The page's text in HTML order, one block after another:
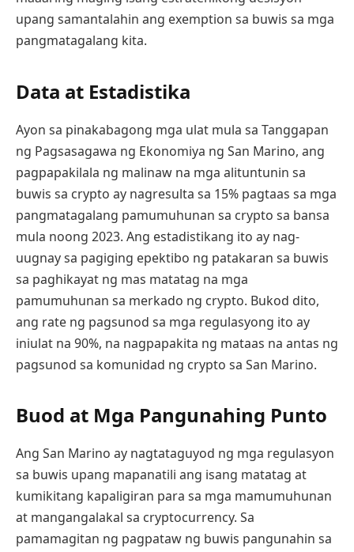
upang samantalahin ang exemption sa buwis sa mga
pangmatagalang kita.
Data at Estadistika
Ayon sa pinakabagong mga ulat mula sa Tanggapan
ng Pagsasagawa ng Ekonomiya ng San Marino, ang
pagpapakilala ng malinaw na mga alituntunin sa
buwis sa crypto ay nagresulta sa 15% pagtaas sa mga
pangmatagalang pamumuhunan sa crypto sa bansa
mula noong 2023. Ang estadistikang ito ay nag-
uugnay sa pagiging epektibo ng patakaran sa buwis
sa paghikayat ng mas matatag na mga
pamumuhunan sa merkado ng crypto. Bukod dito,
ang rate ng pagsunod sa mga regulasyong ito ay
iniulat na 90%, na nagpapakita ng mataas na antas ng
pagsunod sa komunidad ng crypto sa San Marino.
Buod at Mga Pangunahing Punto
Ang San Marino ay nagtataguyod ng mga regulasyon
sa buwis upang mapanatili ang isang matatag at
kumikitang kapaligiran para sa mga mamumuhunan
at mangangalakal sa cryptocurrency. Sa
pamamagitan ng pagpataw ng buwis pangunahin sa